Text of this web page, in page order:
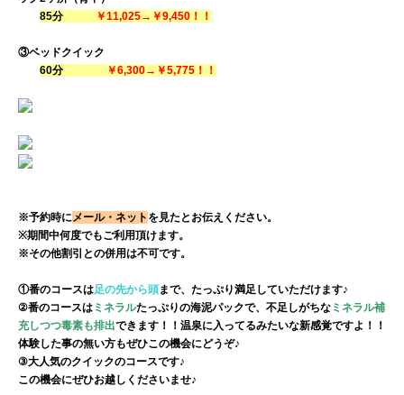
85分 ￥11,025→￥9,450！！
③ベッドクイック
60分
￥6,300→￥5,775！！
※予約時に メール・ネット を見たとお伝えください。
※期間中何度でもご利用頂けます。
※その他割引との併用は不可です。
①番のコースは足の先から頭まで、たっぷり満足していただけます♪
②番のコースは ミネラルたっぷりの海泥パックで、不足しがちな ミネラル補
充しつつ毒素も排出できます！！温泉に入ってるみたいな新感覚ですよ！！
体験した事の無い方もぜひこの機会にどうぞ♪
③大人気のクイックのコースです♪
この機会にぜひお越しくださいませ♪